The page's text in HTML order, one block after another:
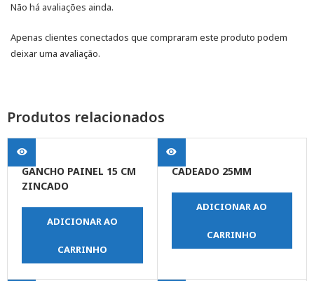
Não há avaliações ainda.
Apenas clientes conectados que compraram este produto podem
deixar uma avaliação.
Produtos relacionados
GANCHO PAINEL 15 CM
ZINCADO
ADICIONAR AO
CARRINHO
CADEADO 25MM
ADICIONAR AO
CARRINHO